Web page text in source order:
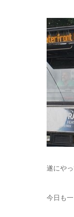
遂にや
今日も